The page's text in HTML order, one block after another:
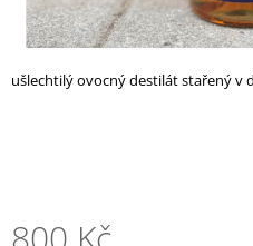
ušlechtilý ovocný destilát stařený v
P